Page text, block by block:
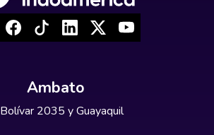
Ambato
Bolívar 2035 y Guayaquil